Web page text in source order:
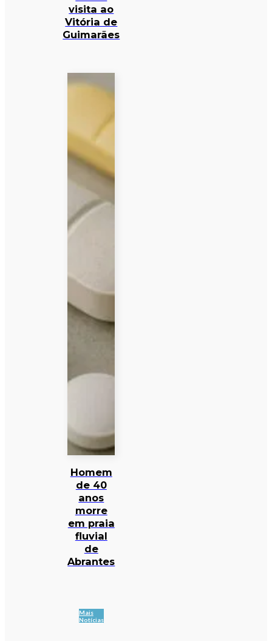
visita ao
Vitória de
Guimarães
Homem
de 40
anos
morre
em praia
fluvial
de
Abrantes
Mais
Notícias